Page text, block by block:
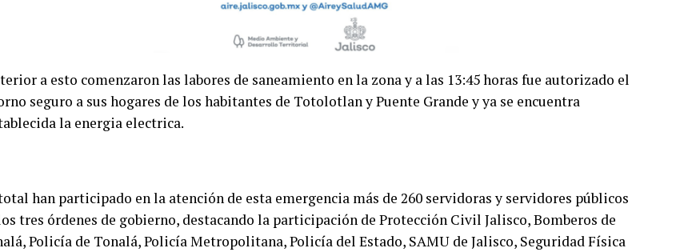
a esto comenzaron las labores de saneamiento en la zona y a las 13:45 horas fue autorizado el
seguro a sus hogares de los habitantes de Totolotlan y Puente Grande y ya se encuentra
la energia electrica.
han participado en la atención de esta emergencia más de 260 servidoras y servidores públicos
tres órdenes de gobierno, destacando la participación de Protección Civil Jalisco, Bomberos de
Policía de Tonalá, Policía Metropolitana, Policía del Estado, SAMU de Jalisco, Seguridad Física